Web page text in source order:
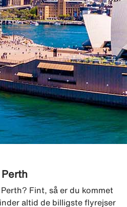
Fint, så er du kommet
altid de billigste flyrejser